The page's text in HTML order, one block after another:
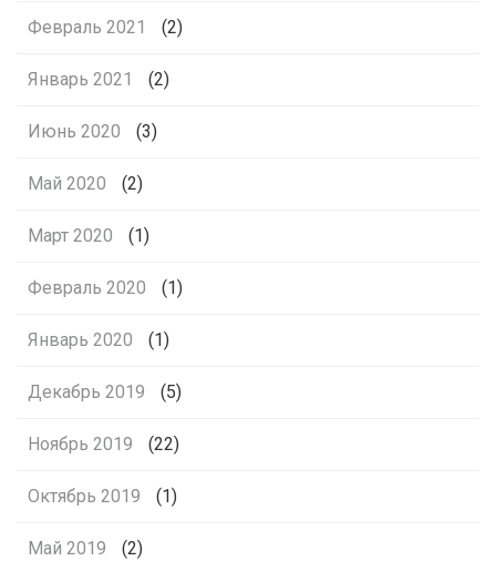
Февраль 2021 (2)
Январь 2021 (2)
Июнь 2020 (3)
Май 2020 (2)
Март 2020 (1)
Февраль 2020 (1)
Январь 2020 (1)
Декабрь 2019 (5)
Ноябрь 2019 (22)
Октябрь 2019 (1)
Май 2019 (2)